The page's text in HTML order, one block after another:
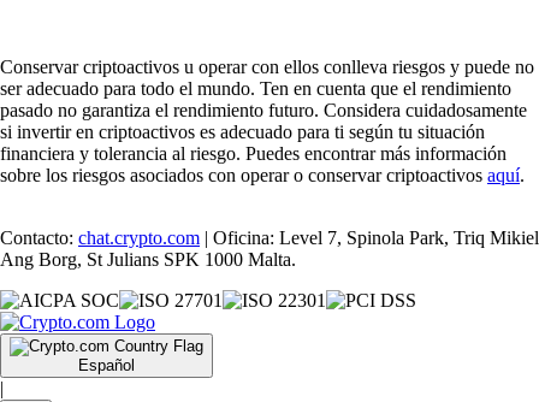
Conservar criptoactivos u operar con ellos conlleva riesgos y puede no
ser adecuado para todo el mundo. Ten en cuenta que el rendimiento
pasado no garantiza el rendimiento futuro. Considera cuidadosamente
si invertir en criptoactivos es adecuado para ti según tu situación
financiera y tolerancia al riesgo. Puedes encontrar más información
sobre los riesgos asociados con operar o conservar criptoactivos aquí.
Contacto: chat.crypto.com | Oficina: Level 7, Spinola Park, Triq Mikiel
Ang Borg, St Julians SPK 1000 Malta.
Español
|